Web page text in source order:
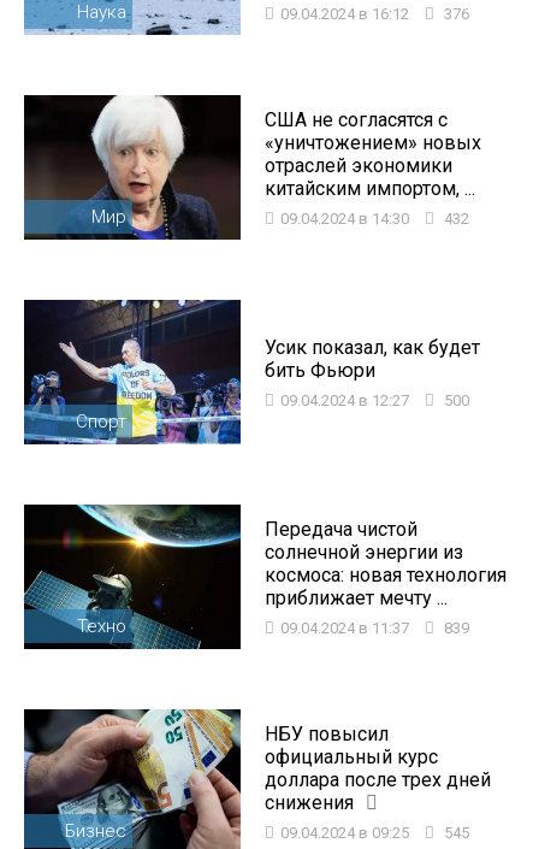
Наука 09.04.2024 в 16:12 376
Мир
США не согласятся с
«уничтожением» новых
отраслей экономики
китайским импортом, ...
09.04.2024 в 14:30 432
Спорт
Усик показал, как будет
бить Фьюри
09.04.2024 в 12:27 500
Техно
Передача чистой
солнечной энергии из
космоса: новая технология
приближает мечту ...
09.04.2024 в 11:37 839
Бизнес
НБУ повысил
официальный курс
доллара после трех дней
снижения
09.04.2024 в 09:25 545